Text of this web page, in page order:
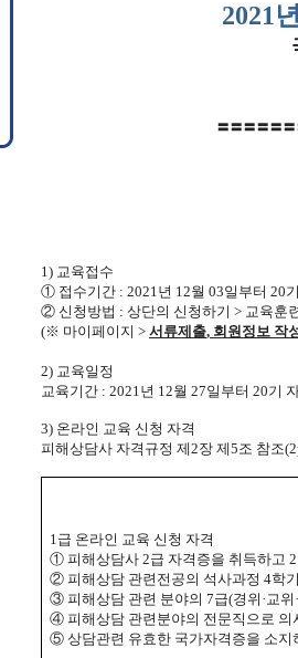
2021
〓〓〓〓〓〓
1) 교육접수
① 접수기간 : 2021년 12월 03일부터 20
② 신청방법 : 상단의 신청하기 > 교육훈
(※ 마이페이지 > 서류제출, 회원정보 작
2) 교육일정
교육기간 : 2021년 12월 27일부터 20기
3) 온라인 교육 신청 자격
피해상담사 자격규정 제2장 제5조 참조
1급 온라인 교육 신청 자격
① 피해상담사 2급 자격증을 취득하고 2
② 피해상담 관련전공의 석사과정 4학
③ 피해상담 관련 분야의 7급(경위 ·교위 ·
④ 피해상담 관련분야의 전문직으로 의
⑤ 상담관련 유효한 국가자격증을 소